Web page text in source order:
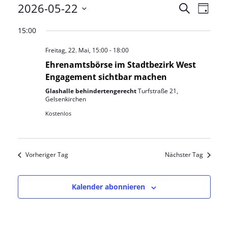
Suche
SucheTag
2026-05-22
wählen.
15:00
Freitag, 22. Mai, 15:00- 18:00
Ehrenamtsbörse im Stadtbezirk West
Engagement sichtbar machen
Glashalle behindertengerechtTurfstraße 21,
Gelsenkirchen
Kostenlos
Vorheriger Tag Nächster Tag
Kalender abonnieren